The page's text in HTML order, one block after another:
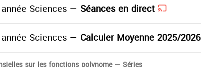
Sciences — Séances en direct
Sciences — Calculer Moyenne 2025/2026